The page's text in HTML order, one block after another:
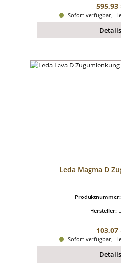
595,93
Sofort verfügbar,
Details
Leda Magma D
Produktnummer:
Hersteller:
103,07
Sofort verfügbar,
Details